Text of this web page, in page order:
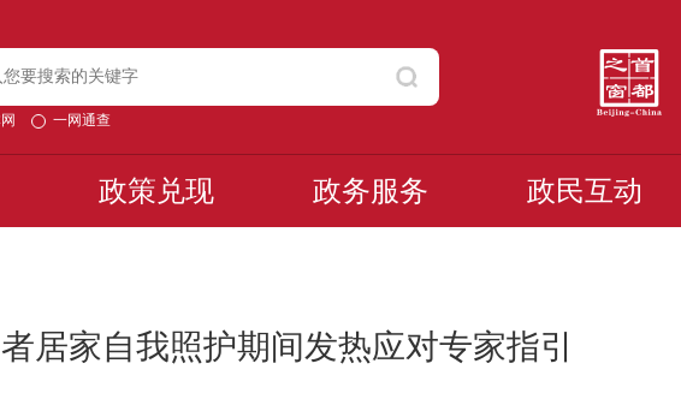
一网通查
政策兑现 政务服务 政民互动
居家自我照护期间发热应对专家指引